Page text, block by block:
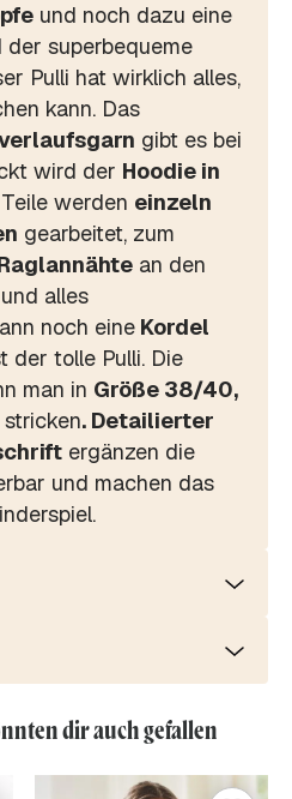
und noch dazu eine
der superbequeme
Pulli hat wirklich alles,
kann. Das
gibt es bei
wird der Hoodie in
werden einzeln
gearbeitet, zum
an den
alles
noch eine Kordel
der tolle Pulli. Die
man in Größe 38/40,
stricken. Detailierter
ergänzen die
und machen das
dir auch gefallen